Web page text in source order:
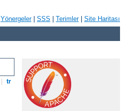
Yönergeler| SSS Terimler| Site Haritası
tr